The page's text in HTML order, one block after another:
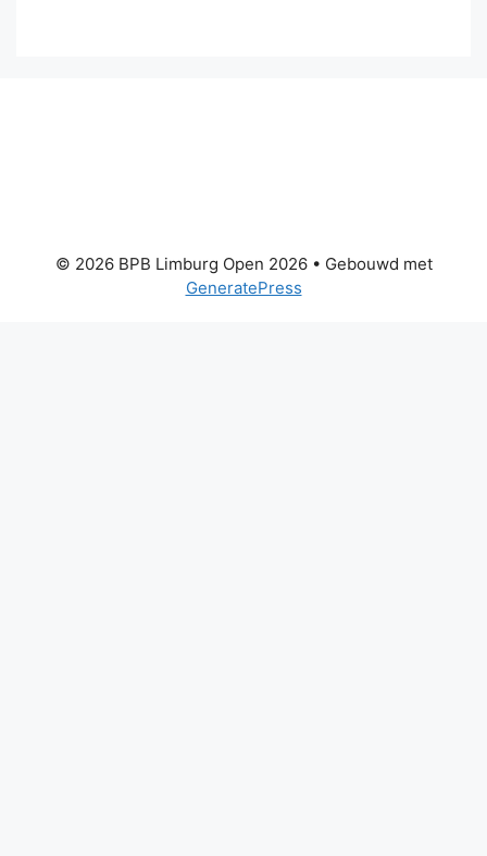
© 2026 BPB Limburg Open 2026• Gebouwd met
GeneratePress